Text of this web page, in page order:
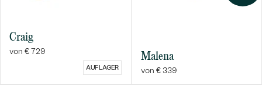
Craig
von € 729
AUF LAGER
Malena
von € 339